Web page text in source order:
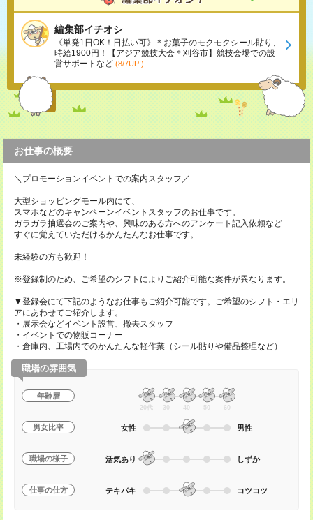
編集部イチオシ
《単発1日OK！日払い可》＊お菓子のモクモクシール貼り、
時給1900円！【アジア競技大会＊刈谷市】競技会場での設
営サポートなど (8/7UP!)
お仕事の概要
＼プロモーションイベントでの案内スタッフ／
大型ショッピングモール内にて、
スマホなどのキャンペーンイベントスタッフのお仕事です。
ガラガラ抽選会のご案内や、興味のある方へのアンケート記入依頼など
すぐに覚えていただけるかんたんなお仕事です。
未経験の方も歓迎！
※登録制のため、ご希望のシフトによりご紹介可能な案件が異なります。
▼登録会にて下記のようなお仕事もご紹介可能です。ご希望のシフト・エリ
アにあわせてご紹介します。
・展示会などイベント設営、撤去スタッフ
・イベントでの物販コーナー
・倉庫内、工場内でのかんたんな軽作業（シール貼りや備品整理など）
職場の雰囲気
年齢層
20代 30 40 50 60
男女比率 女性 男性
職場の様子 活気あり しずか
仕事の仕方 テキパキ コツコツ